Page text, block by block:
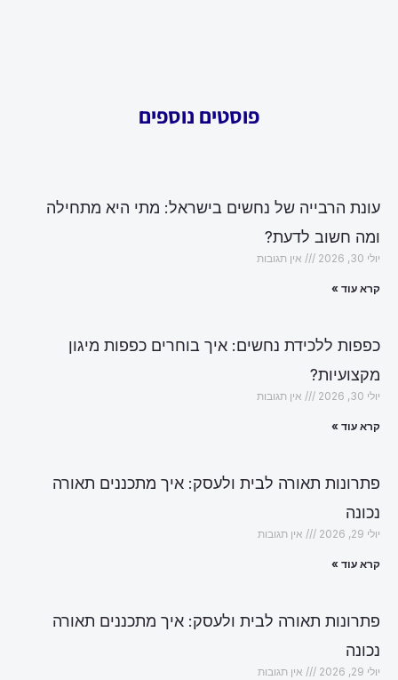
פוסטים נוספים
עונת הרבייה של נחשים בישראל: מתי היא מתחילה
ומה חשוב לדעת?
יולי 30, 2026 אין תגובות
קרא עוד »
כפפות ללכידת נחשים: איך בוחרים כפפות מיגון
מקצועיות?
יולי 30, 2026 אין תגובות
קרא עוד »
פתרונות תאורה לבית ולעסק: איך מתכננים תאורה
נכונה
יולי 29, 2026 אין תגובות
קרא עוד »
פתרונות תאורה לבית ולעסק: איך מתכננים תאורה
נכונה
יולי 29, 2026 אין תגובות